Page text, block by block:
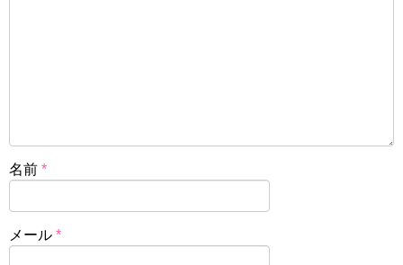
名前 *
メール *